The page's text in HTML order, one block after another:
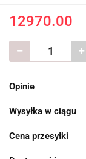
12970.00
Opinie
Wysyłka w ciągu
Cena przesyłki